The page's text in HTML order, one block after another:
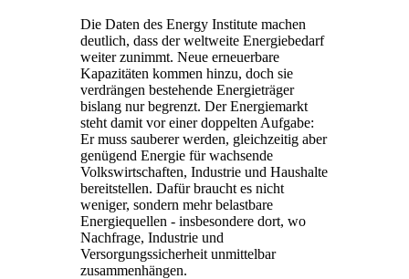
Die Daten des Energy Institute machen
deutlich, dass der weltweite Energiebedarf
weiter zunimmt. Neue erneuerbare
Kapazitäten kommen hinzu, doch sie
verdrängen bestehende Energieträger
bislang nur begrenzt. Der Energiemarkt
steht damit vor einer doppelten Aufgabe:
Er muss sauberer werden, gleichzeitig aber
genügend Energie für wachsende
Volkswirtschaften, Industrie und Haushalte
bereitstellen. Dafür braucht es nicht
weniger, sondern mehr belastbare
Energiequellen - insbesondere dort, wo
Nachfrage, Industrie und
Versorgungssicherheit unmittelbar
zusammenhängen.